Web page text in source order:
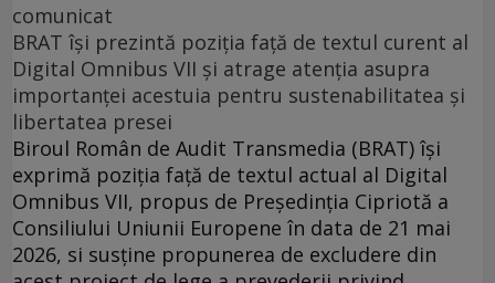
comunicat
BRAT își prezintă poziția față de textul curent al
Digital Omnibus VII și atrage atenția asupra
importanței acestuia pentru sustenabilitatea și
libertatea presei
Biroul Român de Audit Transmedia (BRAT) își
exprimă poziția față de textul actual al Digital
Omnibus VII, propus de Președinția Cipriotă a
Consiliului Uniunii Europene în data de 21 mai
2026, si susține propunerea de excludere din